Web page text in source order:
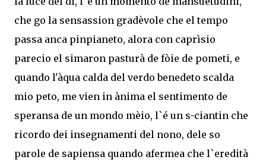
che go la sensassion gradèvole che el tempo
passa anca pinpianeto, alora con caprìsio
parecio el simaron pasturà de fòie de pometi, e
quando l'àqua calda del verdo benedeto scalda
mio peto, me vien in ànima el sentimento de
speransa de un mondo mèio, l`é un s-ciantin che
ricordo dei insegnamenti del nono, dele so
parole de sapiensa quando afermea che l`eredità